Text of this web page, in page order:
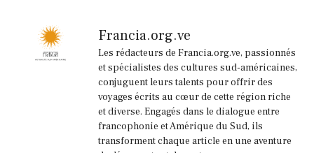
Francia.org.ve
Les rédacteurs de Francia.org.ve, passionnés
et spécialistes des cultures sud-américaines,
conjuguent leurs talents pour offrir des
voyages écrits au cœur de cette région riche
et diverse. Engagés dans le dialogue entre
francophonie et Amérique du Sud, ils
transforment chaque article en une aventure